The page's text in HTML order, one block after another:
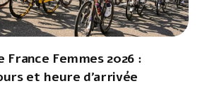
France Femmes 2026 :
et heure d’arrivée